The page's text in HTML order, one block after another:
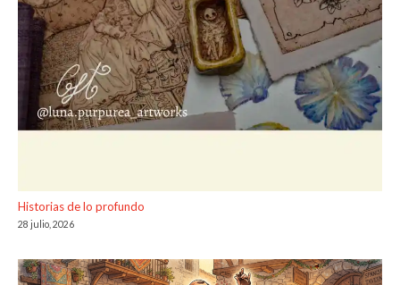
Historias de lo profundo
28 julio, 2026